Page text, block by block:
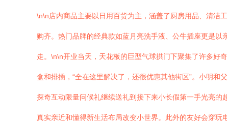
\n\n店内商品主要以日用百货为主，涵盖了厨房用品、清洁
购齐。热门品牌的经典款如蓝月亮洗手液、公牛插座更是
走。\n\n开业当天，天花板的巨型气球拱门下聚集了许多好
盒和排插，“全在这里解决了，还很优惠其他街区”。小明
探奇互动限量问候礼继续送礼到接下来小长假第一手光亮
真实亲近和懂得新生活布局改变小世界。此外的友好会穿